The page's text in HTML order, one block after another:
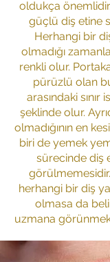
oldukça
güçlü diş etine
Herhangi bir
olmadığı
renkli olur.
pürüzlü olan
arasındaki
şeklinde olur.
olmadığının en
biri de yemek
sürecinde diş
herhangi bir diş
olmasa da
uzmana